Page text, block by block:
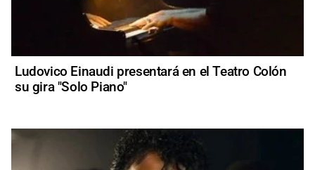
Ludovico Einaudi presentará en el Teatro Colón
su gira "Solo Piano"